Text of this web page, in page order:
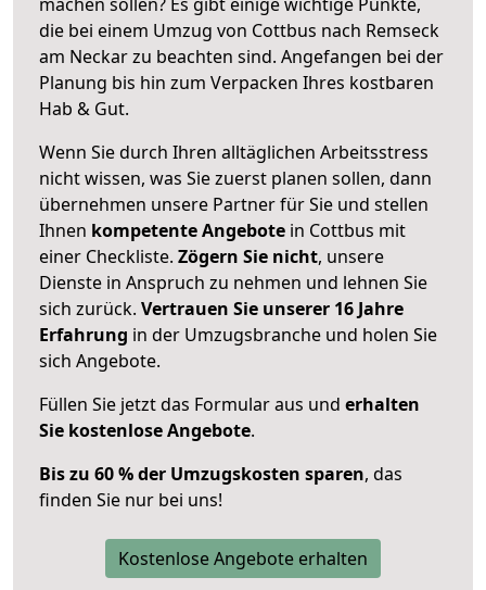
die bei einem Umzug von Cottbus nach Remseck
am Neckar zu beachten sind. Angefangen bei der
Planung bis hin zum Verpacken Ihres kostbaren
Hab & Gut.
Wenn Sie durch Ihren alltäglichen Arbeitsstress
nicht wissen, was Sie zuerst planen sollen, dann
übernehmen unsere Partner für Sie und stellen
Ihnen kompetente Angebote in Cottbus mit
einer Checkliste. Zögern Sie nicht, unsere
Dienste in Anspruch zu nehmen und lehnen Sie
sich zurück. Vertrauen Sie unserer 16 Jahre
Erfahrung in der Umzugsbranche und holen Sie
sich Angebote.
Füllen Sie jetzt das Formular aus und erhalten
Sie kostenlose Angebote.
Bis zu 60 % der Umzugskosten sparen, das
finden Sie nur bei uns!
Kostenlose Angebote erhalten